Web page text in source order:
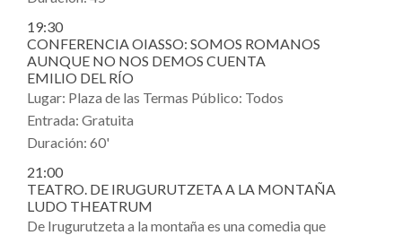
19:30
CONFERENCIA OIASSO: SOMOS ROMANOS
AUNQUE NO NOS DEMOS CUENTA
EMILIO DEL RÍO
Lugar: Plaza de las Termas Público: Todos
Entrada: Gratuita
Duración: 60'
21:00
TEATRO. DE IRUGURUTZETA A LA MONTAÑA
LUDO THEATRUM
De Irugurutzeta a la montaña es una comedia que